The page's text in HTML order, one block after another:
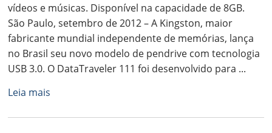
vídeos e músicas. Disponível na capacidade de 8GB.
São Paulo, setembro de 2012 – A Kingston, maior
fabricante mundial independente de memórias, lança
no Brasil seu novo modelo de pendrive com tecnologia
USB 3.0. O DataTraveler 111 foi desenvolvido para ...
Leia mais